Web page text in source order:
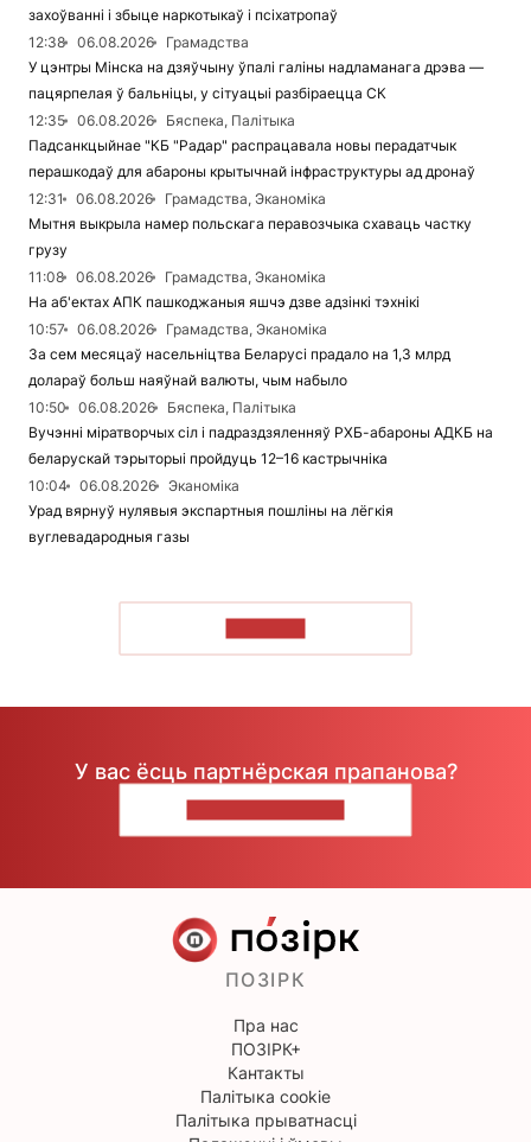
захоўванні і збыце наркотыкаў і псіхатропаў
12:38
06.08.2026
Грамадства
У цэнтры Мінска на дзяўчыну ўпалі галіны надламанага дрэва —
пацярпелая ў бальніцы, у сітуацыі разбіраецца СК
12:35
06.08.2026
Бяспека, Палітыка
Падсанкцыйнае "КБ "Радар" распрацавала новы перадатчык
перашкодаў для абароны крытычнай інфраструктуры ад дронаў
12:31
06.08.2026
Грамадства, Эканоміка
Мытня выкрыла намер польскага перавозчыка схаваць частку
грузу
11:08
06.08.2026
Грамадства, Эканоміка
На аб'ектах АПК пашкоджаныя яшчэ дзве адзінкі тэхнікі
10:57
06.08.2026
Грамадства, Эканоміка
За сем месяцаў насельніцтва Беларусі прадало на 1,3 млрд
долараў больш наяўнай валюты, чым набыло
10:50
06.08.2026
Бяспека, Палітыка
Вучэнні міратворчых сіл і падраздзяленняў РХБ-абароны АДКБ на
беларускай тэрыторыі пройдуць 12–16 кастрычніка
10:04
06.08.2026
Эканоміка
Урад вярнуў нулявыя экспартныя пошліны на лёгкія
вуглевадародныя газы
У вас ёсць партнёрская прапанова?
ПОЗІРК
Пра нас
ПОЗІРК+
Кантакты
Палітыка cookie
Палітыка прыватнасці